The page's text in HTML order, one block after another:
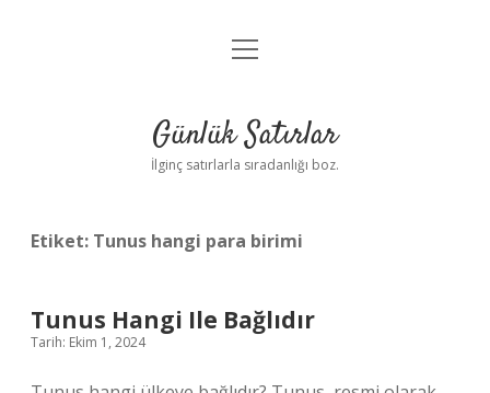
Anasayfa
Yasal Uyarı
menüyü
Günlük Satırlar
İlginç satırlarla sıradanlığı boz.
Etiket: Tunus hangi para birimi
Tunus Hangi Ile Bağlıdır
Tarih: Ekim 1, 2024